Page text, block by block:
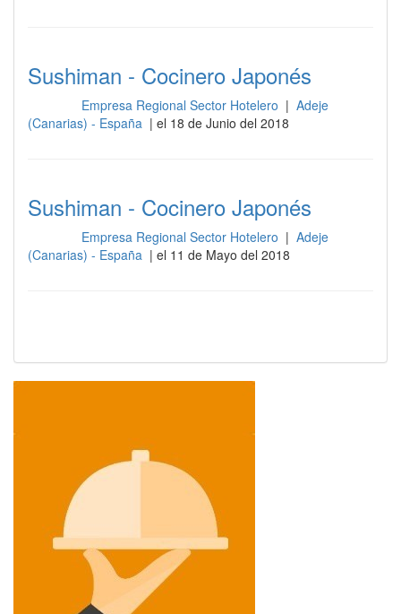
Sushiman - Cocinero Japonés
Empresa Regional Sector Hotelero | Adeje
(Canarias) - España | el 18 de Junio del 2018
Sushiman - Cocinero Japonés
Empresa Regional Sector Hotelero | Adeje
(Canarias) - España | el 11 de Mayo del 2018